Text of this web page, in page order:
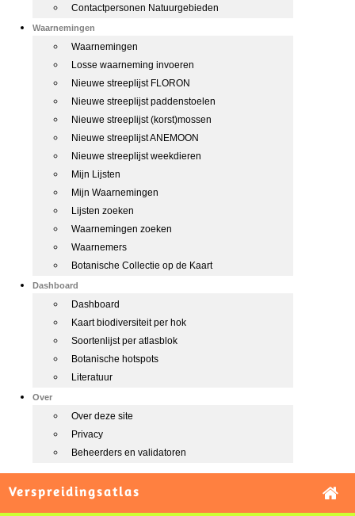
Contactpersonen Natuurgebieden
Waarnemingen
Waarnemingen
Losse waarneming invoeren
Nieuwe streeplijst FLORON
Nieuwe streeplijst paddenstoelen
Nieuwe streeplijst (korst)mossen
Nieuwe streeplijst ANEMOON
Nieuwe streeplijst weekdieren
Mijn Lijsten
Mijn Waarnemingen
Lijsten zoeken
Waarnemingen zoeken
Waarnemers
Botanische Collectie op de Kaart
Dashboard
Dashboard
Kaart biodiversiteit per hok
Soortenlijst per atlasblok
Botanische hotspots
Literatuur
Over
Over deze site
Privacy
Beheerders en validatoren
Verspreidingsatlas